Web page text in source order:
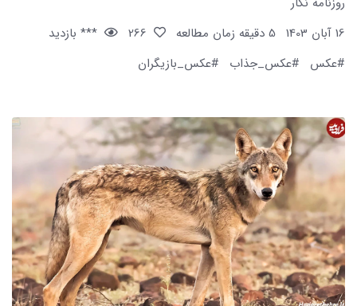
16 آبان 1403
5 دقیقه زمان مطالعه
*** بازدید
#عکس
#عکس_جذاب #عکس_بازیگران